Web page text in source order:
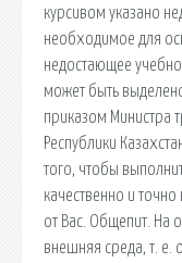
курсивом указано
необходимое для
недостающее
может быть
приказом Министра
Республики
того, чтобы
качественно и
от Вас. Общепит. На
внешняя среда, т.